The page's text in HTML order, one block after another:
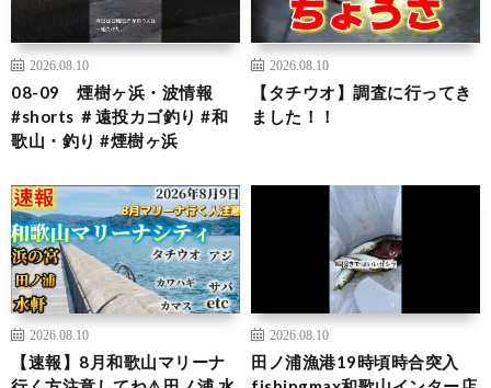
2026.08.10
08-09 煙樹ヶ浜・波情報
#shorts ＃遠投カゴ釣り #和
歌山・釣り #煙樹ヶ浜
2026.08.10
【タチウオ】調査に行ってき
ました！！
2026.08.10
【速報】8月和歌山マリーナ
2026.08.10
田ノ浦漁港19時頃時合突入